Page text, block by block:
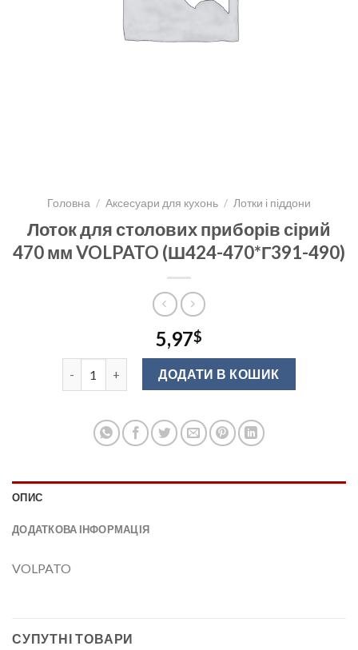
Головна / Аксесуари для кухонь / Лотки і піддони
Лоток для столових приборів сірий
470 мм VOLPATO (Ш424-470*Г391-490)
5,97$
Лоток для столових приборів сірий 470 мм
ДОДАТИ В КОШИК
ОПИС
ДОДАТКОВА ІНФОРМАЦІЯ
VOLPATO
СУПУТНІ ТОВАРИ